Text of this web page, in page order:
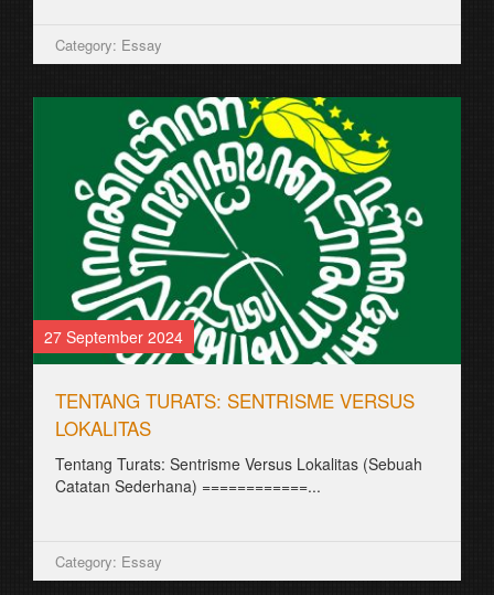
Category: Essay
27 September 2024
TENTANG TURATS: SENTRISME VERSUS
LOKALITAS
Tentang Turats: Sentrisme Versus Lokalitas (Sebuah
Catatan Sederhana) ============...
Category: Essay